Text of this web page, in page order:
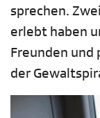
sprechen.
erlebt haben
Freunden
der